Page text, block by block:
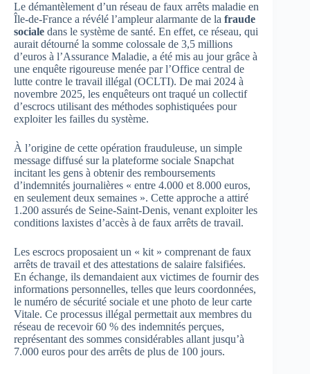
Le démantèlement d’un réseau de faux arrêts maladie en
Île-de-France a révélé l’ampleur alarmante de la fraude
sociale dans le système de santé. En effet, ce réseau, qui
aurait détourné la somme colossale de 3,5 millions
d’euros à l’Assurance Maladie, a été mis au jour grâce à
une enquête rigoureuse menée par l’Office central de
lutte contre le travail illégal (OCLTI). De mai 2024 à
novembre 2025, les enquêteurs ont traqué un collectif
d’escrocs utilisant des méthodes sophistiquées pour
exploiter les failles du système.
À l’origine de cette opération frauduleuse, un simple
message diffusé sur la plateforme sociale Snapchat
incitant les gens à obtenir des remboursements
d’indemnités journalières « entre 4.000 et 8.000 euros,
en seulement deux semaines ». Cette approche a attiré
1.200 assurés de Seine-Saint-Denis, venant exploiter les
conditions laxistes d’accès à de faux arrêts de travail.
Les escrocs proposaient un « kit » comprenant de faux
arrêts de travail et des attestations de salaire falsifiées.
En échange, ils demandaient aux victimes de fournir des
informations personnelles, telles que leurs coordonnées,
le numéro de sécurité sociale et une photo de leur carte
Vitale. Ce processus illégal permettait aux membres du
réseau de recevoir 60 % des indemnités perçues,
représentant des sommes considérables allant jusqu’à
7.000 euros pour des arrêts de plus de 100 jours.